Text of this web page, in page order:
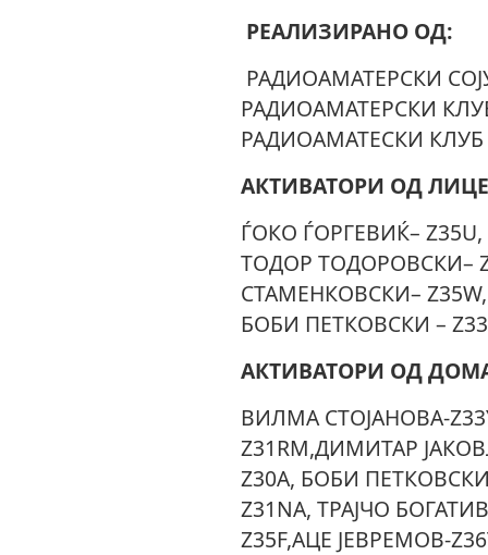
РЕАЛИЗИРАНО ОД:
РАДИОАМАТЕРСКИ
РАДИОАМАТЕРСКИ
РАДИОАМАТЕСКИ КЛУБ
АКТИВАТОРИ ОД
ЃОКО ЃОРГЕВИЌ–
ТОДОР ТОДОРОВСКИ–
СТАМЕНКОВСКИ–
БОБИ ПЕТКОВСКИ –
АКТИВАТОРИ ОД
ВИЛМА СТОЈАНОВА-
Z31RM,ДИМИТАР
Z30A, БОБИ
Z31NA, ТРАЈЧО
Z35F,АЦЕ ЈЕВРЕМОВ-